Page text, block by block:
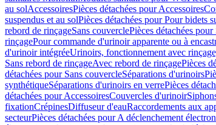
au solAccessoiresPièces détachées pour Accessoires
suspendus et au solPièces détachées pour Pour bidets
rebord de rinçageSans couverclePièces détachées
rinçagePour commande d'urinoir apparente ou à
d'urinoir intégréeUrinoirs, fonctionnement avec
Sans rebord de rinçageAvec rebord de rinçagePièces
détachées pour Sans couvercleSéparations d'urinoirs
synthétiqueSéparations d'urinoirs en verrePièces
détachées pour AccessoiresCouvercles d'urinoir
fixationCrépinesDiffuseur d'eauRaccordements aux
secteurPièces détachées pour A déclenchement